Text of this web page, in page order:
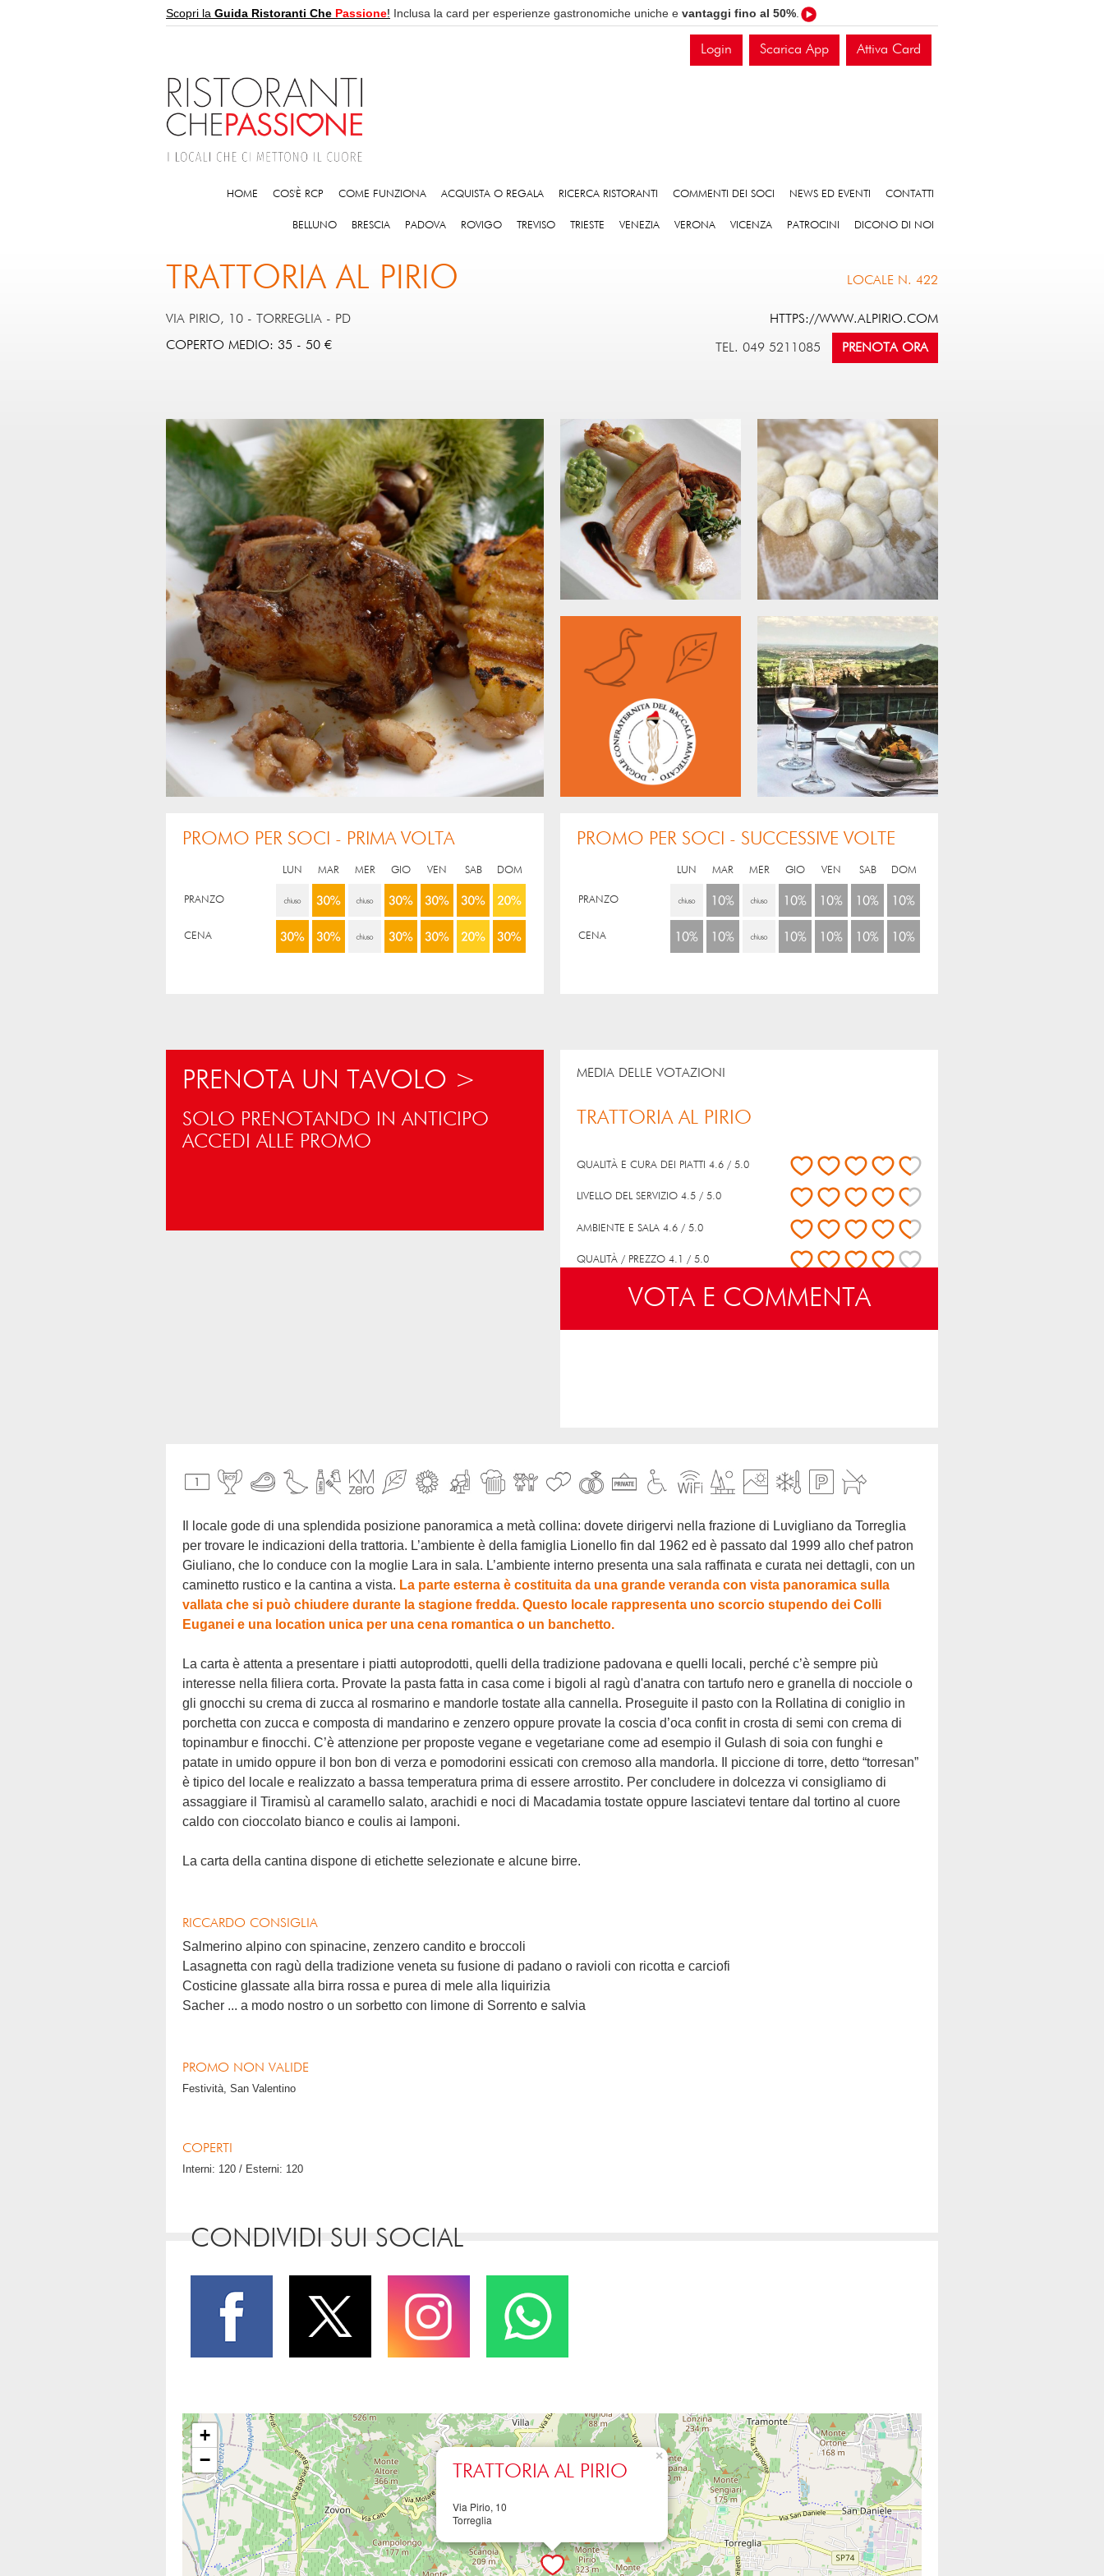
Scopri la Guida Ristoranti Che Passione! Inclusa la card per esperienze gastronomiche uniche e vantaggi fino al 50%
Login Scarica App Attiva Card
HOME COS'È RCP COME FUNZIONA ACQUISTA O REGALA RICERCA RISTORANTI COMMENTI DEI SOCI NEWS ED EVENTI CONTATTI
BELLUNO BRESCIA PADOVA ROVIGO TREVISO TRIESTE VENEZIA VERONA VICENZA PATROCINI DICONO DI NOI
TRATTORIA AL PIRIO LOCALE N. 422
VIA PIRIO, 10 - TORREGLIA - PD
COPERTO MEDIO: 35 - 50 €
HTTPS://WWW.ALPIRIO.COM
TEL. 049 5211085 PRENOTA ORA
PROMO PER SOCI - PRIMA VOLTA
LUN MAR MER GIO VEN SAB DOM
PRANZO
CENA
PROMO PER SOCI - SUCCESSIVE VOLTE
LUN MAR MER GIO VEN SAB DOM
PRANZO
CENA
PRENOTA UN TAVOLO >
SOLO PRENOTANDO IN ANTICIPO
ACCEDI ALLE PROMO
MEDIA DELLE VOTAZIONI
TRATTORIA AL PIRIO
QUALITÀ E CURA DEI PIATTI 4.6 / 5.0
LIVELLO DEL SERVIZIO 4.5 / 5.0
AMBIENTE E SALA 4.6 / 5.0
QUALITÀ / PREZZO 4.1 / 5.0
VOTO MEDIO 4.4 / 5.0
VOTA E COMMENTA
per trovare le indicazioni della trattoria. L’ambiente è della famiglia Lionello fin dal 1962 ed è passato dal 1999 allo chef patron
Giuliano, che lo conduce con la moglie Lara in sala. L’ambiente interno presenta una sala raffinata e curata nei dettagli, con un
caminetto rustico e la cantina a vista. La parte esterna è costituita da una grande veranda con vista panoramica sulla
vallata che si può chiudere durante la stagione fredda. Questo locale rappresenta uno scorcio stupendo dei Colli
Euganei e una location unica per una cena romantica o un banchetto.
La carta è attenta a presentare i piatti autoprodotti, quelli della tradizione padovana e quelli locali, perché c’è sempre più
interesse nella filiera corta. Provate la pasta fatta in casa come i bigoli al ragù d'anatra con tartufo nero e granella di nocciole o
gli gnocchi su crema di zucca al rosmarino e mandorle tostate alla cannella. Proseguite il pasto con la Rollatina di coniglio in
porchetta con zucca e composta di mandarino e zenzero oppure provate la coscia d’oca confit in crosta di semi con crema di
topinambur e finocchi. C’è attenzione per proposte vegane e vegetariane come ad esempio il Gulash di soia con funghi e
patate in umido oppure il bon bon di verza e pomodorini essicati con cremoso alla mandorla. Il piccione di torre, detto “torresan”
è tipico del locale e realizzato a bassa temperatura prima di essere arrostito. Per concludere in dolcezza vi consigliamo di
assaggiare il Tiramisù al caramello salato, arachidi e noci di Macadamia tostate oppure lasciatevi tentare dal tortino al cuore
caldo con cioccolato bianco e coulis ai lamponi.
La carta della cantina dispone di etichette selezionate e alcune birre.
RICCARDO CONSIGLIA
Salmerino alpino con spinacine, zenzero candito e broccoli
Lasagnetta con ragù della tradizione veneta su fusione di padano o ravioli con ricotta e carciofi
Costicine glassate alla birra rossa e purea di mele alla liquirizia
Sacher ... a modo nostro o un sorbetto con limone di Sorrento e salvia
PROMO NON VALIDE
Festività, San Valentino
COPERTI
Interni: 120 / Esterni: 120
CONDIVIDI SUI SOCIAL
TRATTORIA AL PIRIO
Via Pirio, 10
Torreglia
×
+
−